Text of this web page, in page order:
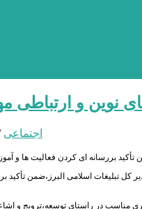
نوین و
اجتماعی
کل تبلیغات اسلامی البرز،ضمن تأکید